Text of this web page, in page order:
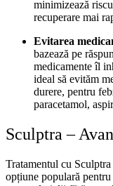
minimizează
recuperare mai
Evitarea
bazează pe
medicamente îl
ideal să evităm
durere, pentru
paracetamol,
Sculptra –
Tratamentul cu
opțiune populară pentru